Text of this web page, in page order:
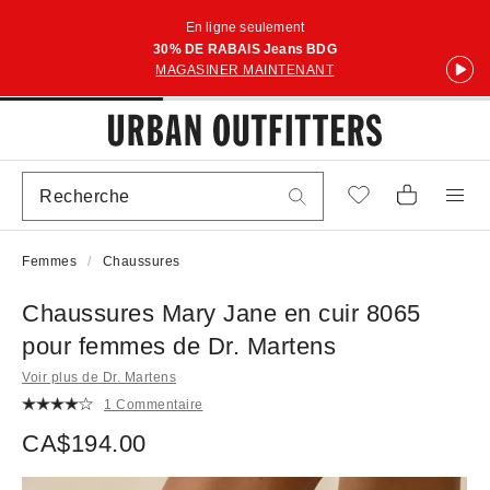
En ligne seulement
30% DE RABAIS Jeans BDG
MAGASINER MAINTENANT
Femmes Chaussures
Chaussures Mary Jane en cuir 8065
pour femmes de Dr. Martens
Voir plus de Dr. Martens
1 Commentaire
CA$194.00